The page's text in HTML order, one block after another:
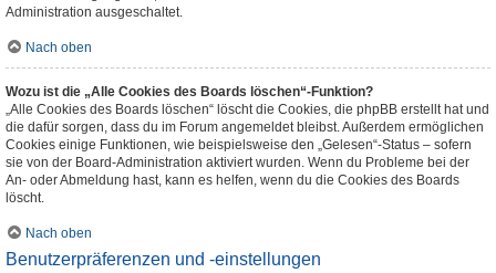
Administration ausgeschaltet.
Nach oben
Wozu ist die „Alle Cookies des Boards löschen“-Funktion?
„Alle Cookies des Boards löschen“ löscht die Cookies, die phpBB erstellt hat und
die dafür sorgen, dass du im Forum angemeldet bleibst. Außerdem ermöglichen
Cookies einige Funktionen, wie beispielsweise den „Gelesen“-Status – sofern
sie von der Board-Administration aktiviert wurden. Wenn du Probleme bei der
An- oder Abmeldung hast, kann es helfen, wenn du die Cookies des Boards
löscht.
Nach oben
Benutzerpräferenzen und -einstellungen